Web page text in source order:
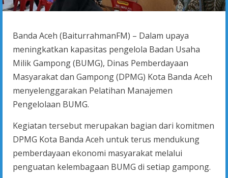
Banda Aceh (BaiturrahmanFM) – Dalam upaya
meningkatkan kapasitas pengelola Badan Usaha
Milik Gampong (BUMG), Dinas Pemberdayaan
Masyarakat dan Gampong (DPMG) Kota Banda Aceh
menyelenggarakan Pelatihan Manajemen
Pengelolaan BUMG.
Kegiatan tersebut merupakan bagian dari komitmen
DPMG Kota Banda Aceh untuk terus mendukung
pemberdayaan ekonomi masyarakat melalui
penguatan kelembagaan BUMG di setiap gampong.